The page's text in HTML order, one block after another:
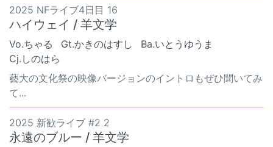
2025 NFライブ4日目 16
ハイウェイ / 羊文学
Vo.ちゃる Gt.かきのはすし
Ba.いとうゆうま
Cj.しのはら
藝大の文化祭の映像バージョンのイントロもぜひ聞いてみ
て...
2025 新歓ライブ #2 2
永遠のブルー / 羊文学